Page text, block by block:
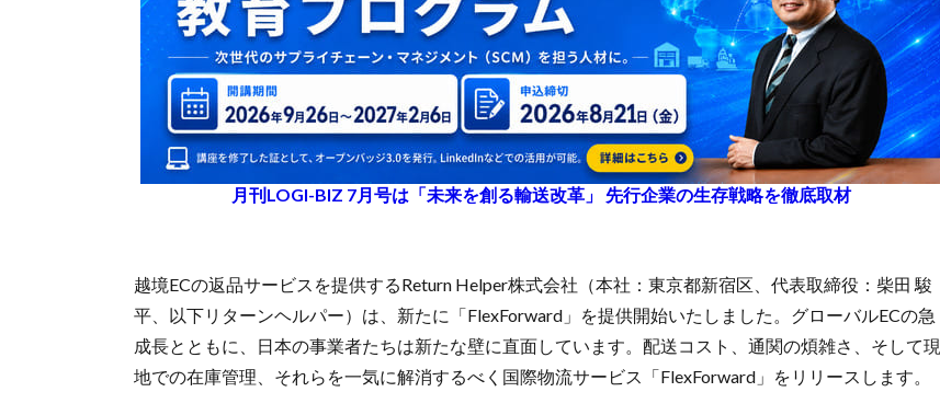
月刊LOGI-BIZ 7月号は「未来を創る輸送改革」 先行企業の生存戦略を徹底取材
越境ECの返品サービスを提供するReturn Helper株式会社（本社：東京都新宿区、代表取締役：柴田 駿
平、以下リターンヘルパー）は、新たに「FlexForward」を提供開始いたしました。グローバルECの急
成長とともに、日本の事業者たちは新たな壁に直面しています。配送コスト、通関の煩雑さ、そして現
地での在庫管理、それらを一気に解消するべく国際物流サービス「FlexForward」をリリースします。